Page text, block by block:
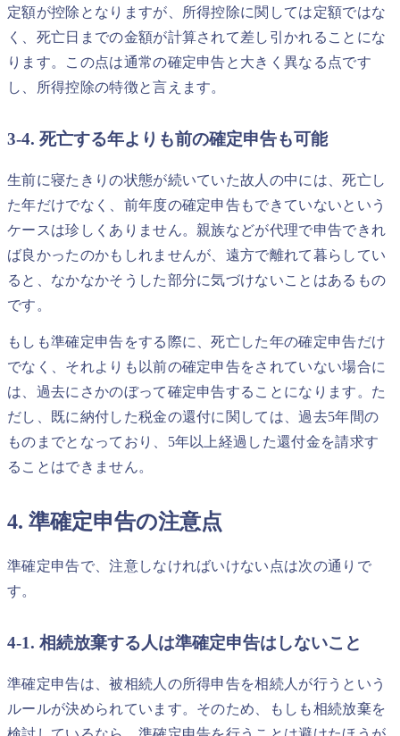
定額が控除となりますが、所得控除に関しては定額ではな
く、死亡日までの金額が計算されて差し引かれることにな
ります。この点は通常の確定申告と大きく異なる点です
し、所得控除の特徴と言えます。
3-4. 死亡する年よりも前の確定申告も可能
生前に寝たきりの状態が続いていた故人の中には、死亡し
た年だけでなく、前年度の確定申告もできていないという
ケースは珍しくありません。親族などが代理で申告できれ
ば良かったのかもしれませんが、遠方で離れて暮らしてい
ると、なかなかそうした部分に気づけないことはあるもの
です。
もしも準確定申告をする際に、死亡した年の確定申告だけ
でなく、それよりも以前の確定申告をされていない場合に
は、過去にさかのぼって確定申告することになります。た
だし、既に納付した税金の還付に関しては、過去5年間の
ものまでとなっており、5年以上経過した還付金を請求す
ることはできません。
4. 準確定申告の注意点
準確定申告で、注意しなければいけない点は次の通りで
す。
4-1. 相続放棄する人は準確定申告はしないこと
準確定申告は、被相続人の所得申告を相続人が行うという
ルールが決められています。そのため、もしも相続放棄を